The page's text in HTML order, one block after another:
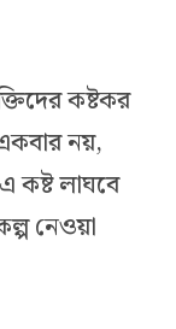
কষ্টকর
একবার নয়,
কষ্ট লাঘবে
নেওয়া